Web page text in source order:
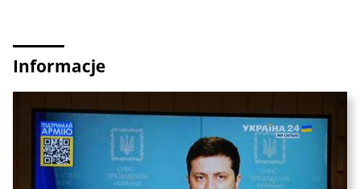
Informacje